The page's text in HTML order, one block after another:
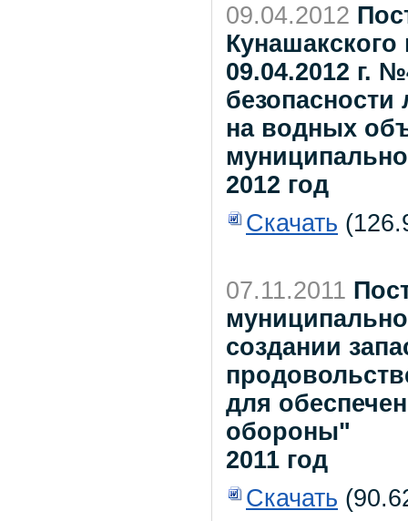
09.04.2012
09.04.2012 г.
на водных
2012 год
Скачать
07.11.2011
создании
для
обороны"
2011 год
Скачать